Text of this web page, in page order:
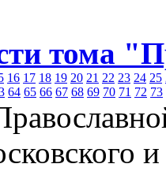
тома
16 17 18 19 20 21 22 23 24 25
64 65 66 67 68 69 70 71 72 73